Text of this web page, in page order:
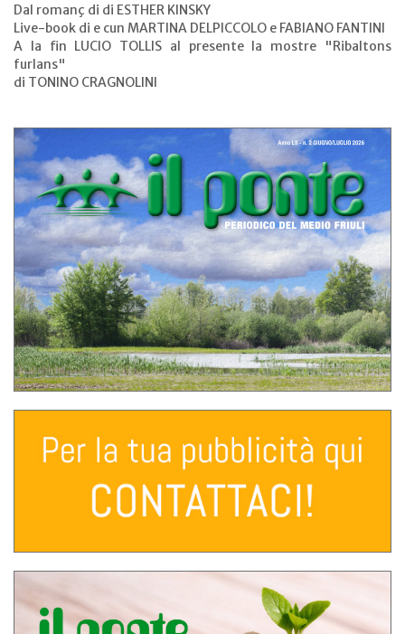
Dal romanç di di ESTHER KINSKY
Live-book di e cun MARTINA DELPICCOLO e FABIANO FANTINI
A la fin LUCIO TOLLIS al presente la mostre "Ribaltons
furlans"
di TONINO CRAGNOLINI